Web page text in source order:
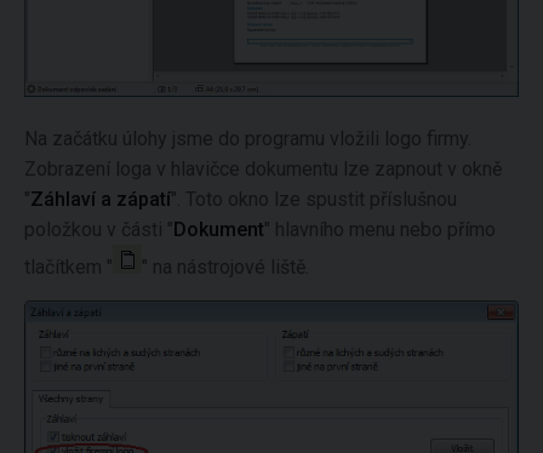
Na začátku úlohy jsme do programu vložili logo firmy.
Zobrazení loga v hlavičce dokumentu lze zapnout v okně
"Záhlaví a zápatí". Toto okno lze spustit příslušnou
položkou v části "Dokument" hlavního menu nebo přímo
tlačítkem "
" na nástrojové liště.